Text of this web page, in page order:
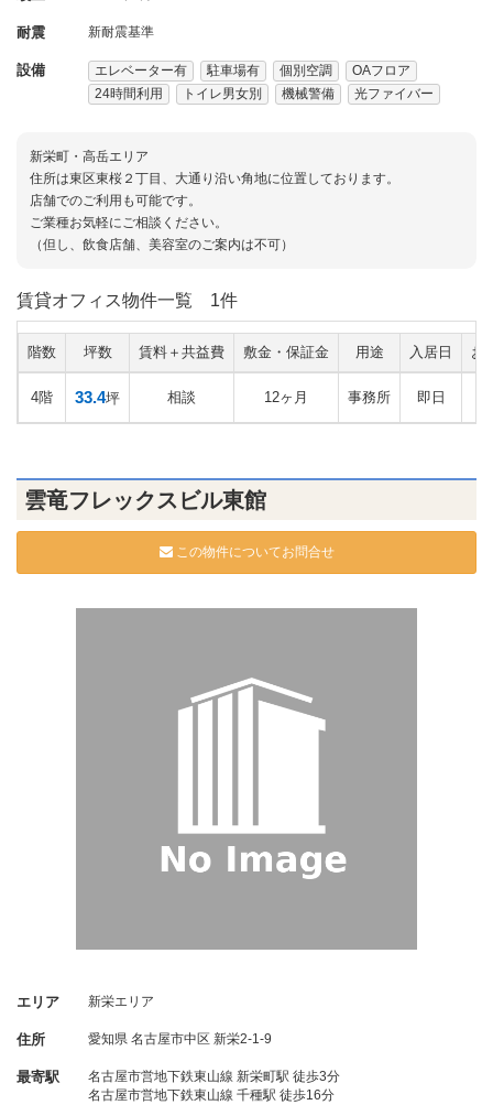
耐震 新耐震基準
設備 エレベーター有 駐車場有 個別空調
OAフロア
24時間利用
トイレ男女別 機械警備 光ファイバー
新栄町・高岳エリア
住所は東区東桜２丁目、大通り沿い角地に位置しております。
店舗でのご利用も可能です。
ご業種お気軽にご相談ください。
（但し、飲食店舗、美容室のご案内は不可）
賃貸オフィス物件一覧 1件
階数 坪数 賃料＋共益費 敷金・保証金 用途 入居日 お
4階 33.4坪 相談 12ヶ月 事務所 即日
雲竜フレックスビル東館
この物件についてお問合せ
エリア 新栄エリア
住所 愛知県 名古屋市中区 新栄2-1-9
最寄駅
名古屋市営地下鉄東山線 新栄町駅 徒歩3分
名古屋市営地下鉄東山線 千種駅 徒歩16分